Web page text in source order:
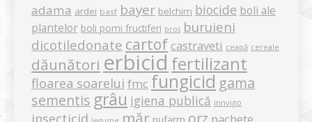
adama ardei basf bayer belchim biocide boli ale
plantelor boli pomi fructiferi bros buruieni
dicotiledonate cartof castraveti ceapă cereale
dăunători erbicid fertilizant
floarea soarelui fmc fungicid gama
sementis grâu igiena publică innvigo
insecticid măr